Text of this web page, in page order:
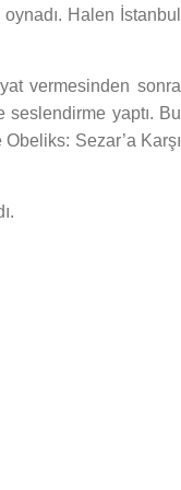
Halen İstanbul
vermesinden sonra
seslendirme yaptı. Bu
Sezar’a Karşı